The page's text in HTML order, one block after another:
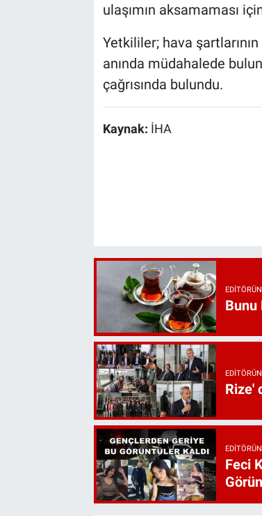
ulaşımın aksamaması
Yetkililer; hava
anında müdahalede
çağrısında bulundu.
Kaynak: İHA
Bunu
Rize'
Feci